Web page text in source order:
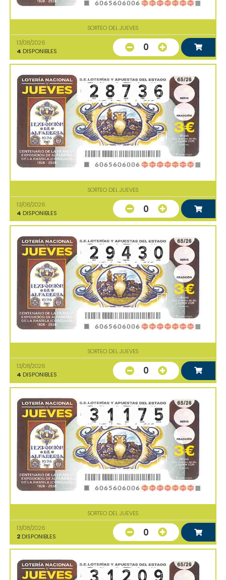
SORTEO DEL JUEVES
13/08/2026
4 DISPONIBLES 0
SORTEO DEL JUEVES
13/08/2026
4 DISPONIBLES 0
SORTEO DEL JUEVES
13/08/2026
4 DISPONIBLES 0
SORTEO DEL JUEVES
13/08/2026
2 DISPONIBLES 0